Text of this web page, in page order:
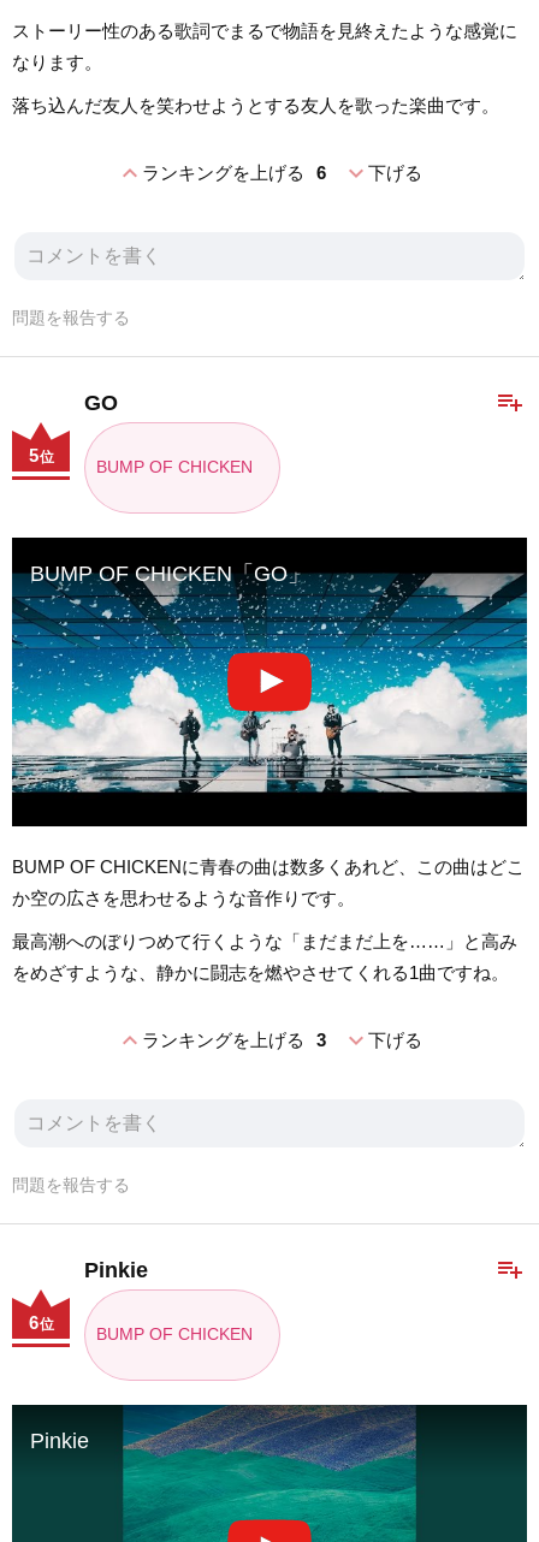
ストーリー性のある歌詞でまるで物語を見終えたような感覚に
なります。
落ち込んだ友人を笑わせようとする友人を歌った楽曲です。
expand_lessランキングを上げる 6 expand_more下げる
問題を報告する
playlist_add
GO
BUMP OF CHICKEN
5位
BUMP OF CHICKEN「GO」
BUMP OF CHICKENに青春の曲は数多くあれど、この曲はどこ
か空の広さを思わせるような音作りです。
最高潮へのぼりつめて行くような「まだまだ上を……」と高み
をめざすような、静かに闘志を燃やさせてくれる1曲ですね。
expand_lessランキングを上げる 3 expand_more下げる
問題を報告する
playlist_add
Pinkie
BUMP OF CHICKEN
6位
Pinkie